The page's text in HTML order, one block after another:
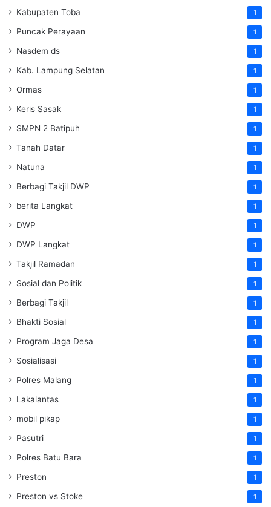
Kabupaten Toba 1
Puncak Perayaan 1
Nasdem ds 1
Kab. Lampung Selatan 1
Ormas 1
Keris Sasak 1
SMPN 2 Batipuh 1
Tanah Datar 1
Natuna 1
Berbagi Takjil DWP 1
berita Langkat 1
DWP 1
DWP Langkat 1
Takjil Ramadan 1
Sosial dan Politik 1
Berbagi Takjil 1
Bhakti Sosial 1
Program Jaga Desa 1
Sosialisasi 1
Polres Malang 1
Lakalantas 1
mobil pikap 1
Pasutri 1
Polres Batu Bara 1
Preston 1
Preston vs Stoke 1